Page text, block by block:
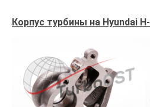
Корпус турбины на Hyundai